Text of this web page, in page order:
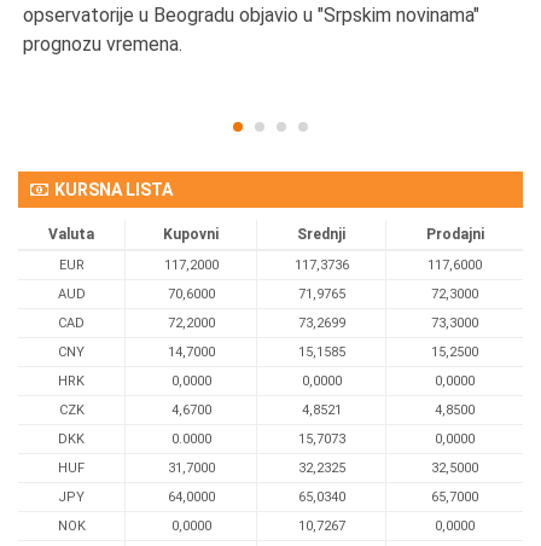
opservatorije u Beogradu objavio u "Srpskim novinama"
prognozu vremena.
KURSNA LISTA
Valuta Kupovni Srednji Prodajni
EUR 117,2000 117,3736
117,6000
AUD
70,6000 71,9765
72,3000
CAD
72,2000 73,2699
73,3000
CNY
14,7000 15,1585
15,2500
HRK
0,0000 0,0000
0,0000
CZK
4,6700 4,8521
4,8500
DKK
0.0000 15,7073
0,0000
HUF
31,7000 32,2325
32,5000
JPY
64,0000 65,0340
65,7000
NOK
0,0000 10,7267 0,0000